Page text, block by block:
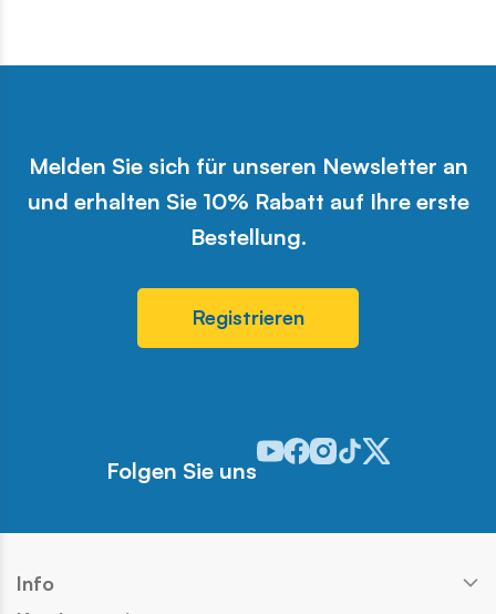
Melden Sie sich für unseren Newsletter an
und erhalten Sie 10% Rabatt auf Ihre erste
Bestellung.
Registrieren
Folgen Sie uns
Odwiedź nasz profil w serwisie
Odwiedź nasz profil w
Odwiedź nasz profil w
Odwiedź nasz profil
Odwiedź nasz
Info